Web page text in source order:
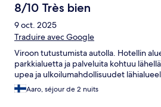
8/10 Très bien
9 oct. 2025
Traduire avec Google
Viroon tutustumista autolla. Hotellin
parkkialuetta ja palveluita kohtuu
upea ja ulkoilumahdollisuudet
Aaro, séjour de 2 nuits